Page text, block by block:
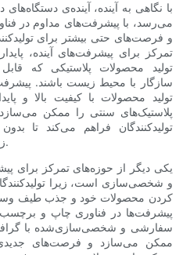
با نگاهی به آینده، آینده‌ی
می‌رسد، با پیشرفت‌های مداوم در
و فرصت‌های حتی بیشتر برای
تمرکز برای پیشرفت‌های آینده،
تولید محصولات پلاستیکی که
سازگار با محیط زیست باشند.
تولید محصولات با کیفیت بالا و
پلاستیک‌های سنتی را ممکن
تولیدکنندگان فراهم می‌کند تا
زیست‌محیطی خود را کاهش دهند.
یکی دیگر از حوزه‌های تمرکز برای
و شخصی‌سازی است، زیرا
کردن محصولات خود و جذب طیف
پیشرفت‌ها در فناوری چاپ و
سفارشی و شخصی‌سازی‌شده با گرافیک
ممکن می‌سازد و فرصت‌های جدیدی